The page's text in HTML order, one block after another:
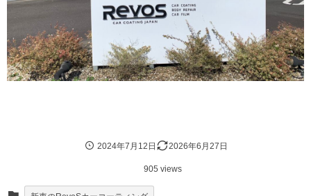
2024年7月12日 2026年6月27日
905 views